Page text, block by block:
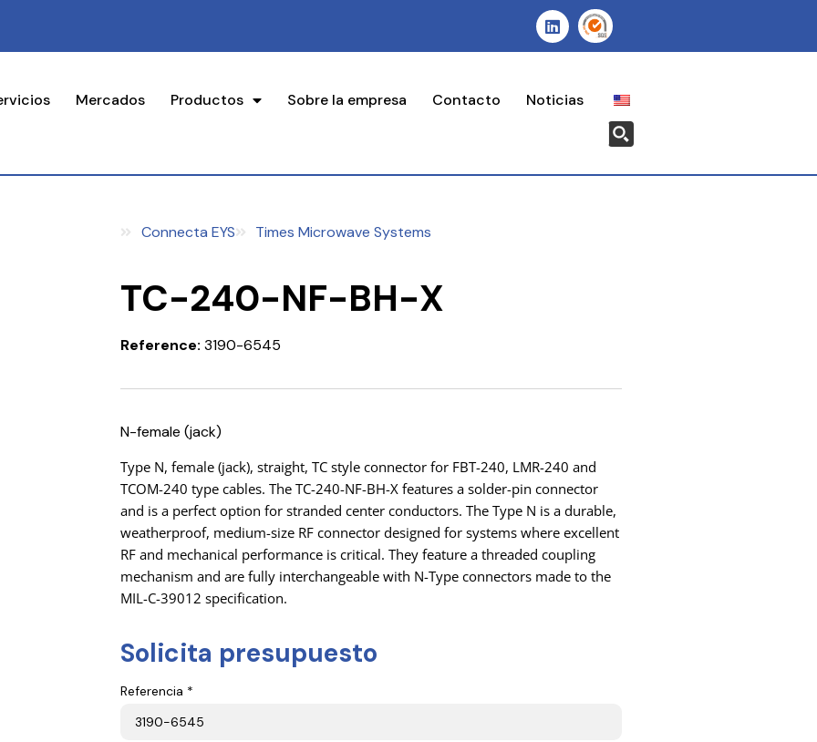
Mercados Productos Sobre la empresa Contacto Noticias
Connecta EYS Times Microwave Systems
TC-240-NF-BH-X
Reference: 3190-6545
N-female (jack)
Type N, female (jack), straight, TC style connector for FBT-240, LMR-240 and
TCOM-240 type cables. The TC-240-NF-BH-X features a solder-pin connector
and is a perfect option for stranded center conductors. The Type N is a durable,
weatherproof, medium-size RF connector designed for systems where excellent
RF and mechanical performance is critical. They feature a threaded coupling
mechanism and are fully interchangeable with N-Type connectors made to the
MIL-C-39012 specification.
Solicita presupuesto
Referencia *